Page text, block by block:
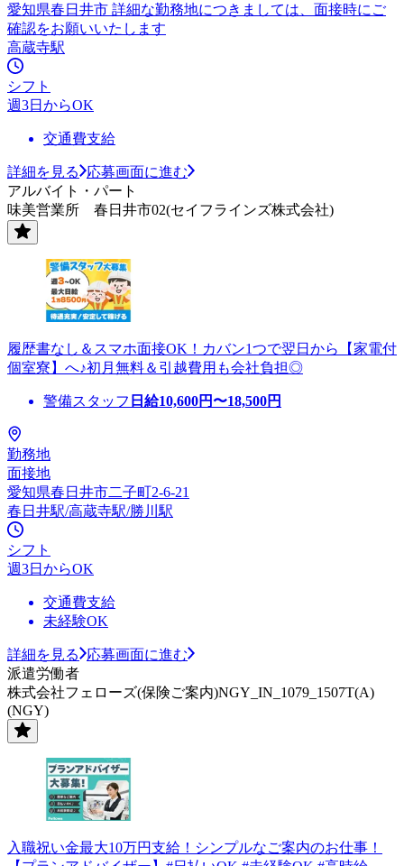
愛知県春日井市 詳細な勤務地につきましては、面接時にご
確認をお願いいたします
高蔵寺駅
シフト
週3日からOK
交通費支給
詳細を見る
応募画面に進む
アルバイト・パート
味美営業所 春日井市02(セイフラインズ株式会社)
履歴書なし＆スマホ面接OK！カバン1つで翌日から【家電付
個室寮】へ♪初月無料＆引越費用も会社負担◎
警備スタッフ 日給10,600円〜18,500円
勤務地
面接地
愛知県春日井市二子町2-6-21
春日井駅/高蔵寺駅/勝川駅
シフト
週3日からOK
交通費支給
未経験OK
詳細を見る
応募画面に進む
派遣労働者
株式会社フェローズ(保険ご案内)NGY_IN_1079_1507T(A)
(NGY)
入職祝い金最大10万円支給！シンプルなご案内のお仕事！